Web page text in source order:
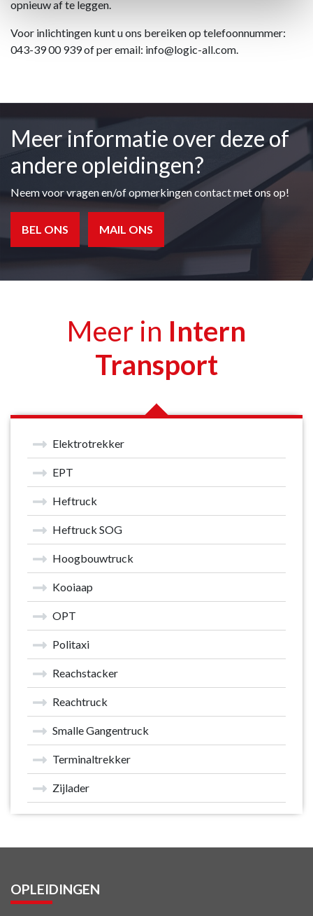
opnieuw af te leggen.
Voor inlichtingen kunt u ons bereiken op telefoonnummer:
043-39 00 939 of per email: info@logic-all.com.
Meer informatie over deze of
andere opleidingen?
Neem voor vragen en/of opmerkingen contact met ons op!
BEL ONS MAIL ONS
Meer in Intern
Transport
Elektrotrekker
EPT
Heftruck
Heftruck SOG
Hoogbouwtruck
Kooiaap
OPT
Politaxi
Reachstacker
Reachtruck
Smalle Gangentruck
Terminaltrekker
Zijlader
OPLEIDINGEN